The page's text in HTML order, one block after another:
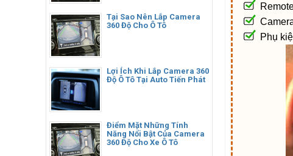
Tại Sao Nên Lắp Camera
360 Độ Cho Ô Tô
Lợi Ích Khi Lắp Camera 360
Độ Ô Tô Tại Auto Tiến Phát
Điểm Mặt Những Tính
Năng Nổi Bật Của Camera
360 Độ Cho Xe Ô Tô
Phụ